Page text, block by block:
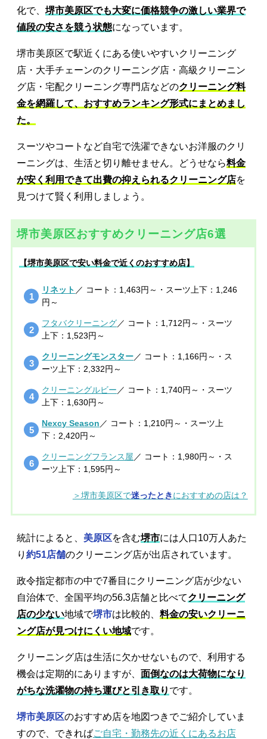
化で、 堺市美原区でも大変に価格競争の激しい業界で
値段の安さを競う状態になっています。
堺市美原区で駅近くにある使いやすいクリーニング
店・大手チェーンのクリーニング店・高級クリーニン
グ店・宅配クリーニング専門店などのクリーニング料
金を網羅して、おすすめランキング形式にまとめまし
た。
スーツやコートなど自宅で洗濯できないお洋服のクリ
ーニングは、生活と切り離せません。どうせなら料金
が安く利用できて出費の抑えられるクリーニング店を
見つけて賢く利用しましょう。
堺市美原区おすすめクリーニング店6選
【堺市美原区で安い料金で近くのおすすめ店】
リネット ／ コート：1,463円～・スーツ上下：1,246
円～
フタバクリーニング／ コート：1,712円～・スーツ
上下：1,523円～
クリーニングモンスター／ コート：1,166円～・ス
ーツ上下：2,332円～
クリーニングルビー ／ コート：1,740円～・スーツ
上下：1,630円～
Nexcy Season ／ コート：1,210円～・スーツ上
下：2,420円～
クリーニングフランス屋 ／ コート：1,980円～・ス
ーツ上下：1,595円～
＞堺市美原区で迷ったとき におすすめの店は？
統計によると、 美原区を含む堺市には人口10万人あた
り 約51店舗のクリーニング店が出店されています。
政令指定都市の中で7番目にクリーニング店が少ない
自治体で、全国平均の56.3店舗と比べてクリーニング
店の少ない地域で堺市は比較的、 料金の安いクリーニ
ング店が見つけにくい地域です。
クリーニング店は生活に欠かせないもので、利用する
機会は定期的にありますが、 面倒なのは大荷物になり
がちな洗濯物の持ち運びと引き取り です。
堺市美原区のおすすめ店を地図つきでご紹介していま
すので、できればご自宅・勤務先の近くにあるお店